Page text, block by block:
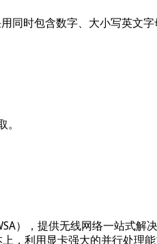
时包含数字、大小写英文字
），提供无线网络一站式解
利用显卡强大的并行处理能